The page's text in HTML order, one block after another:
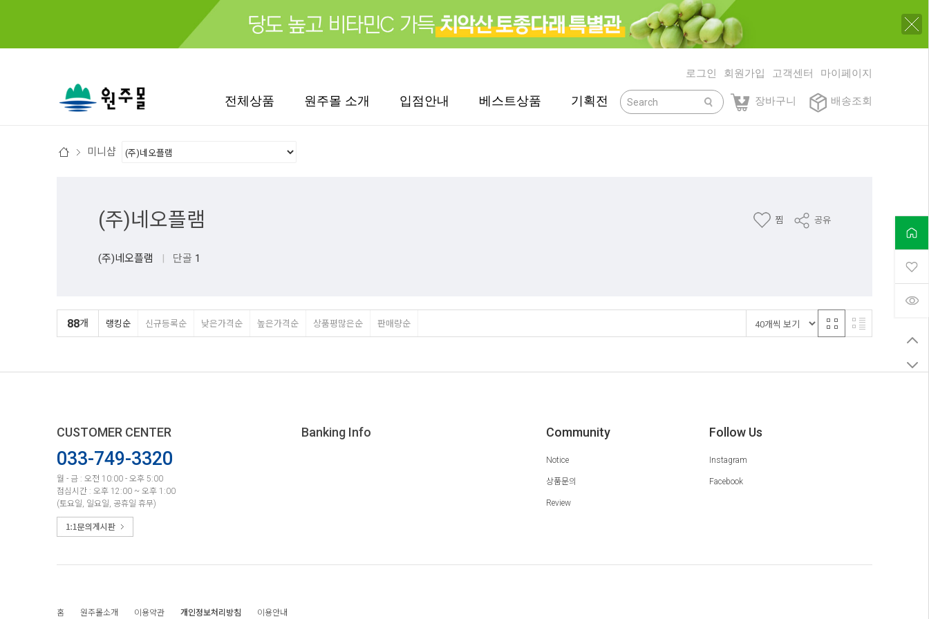
로그인 회원가입 고객센터 마이페이지
장바구니 배송조회
닫기
전체상품 원주몰 소개 입점안내 베스트상품 기획전
미니샵
(주)네오플램
(주)네오플램 | 단골 1
찜 공유
88개 랭킹순 신규등록순 낮은가격순 높은가격순 상품평많은순 판매량순
CUSTOMER CENTER
033-749-3320
월 - 금 : 오전 10:00 - 오후 5:00
점심시간 : 오후 12:00 ~ 오후 1:00
(토요일, 일요일, 공휴일 휴무)
Banking Info Community
Notice
상품문의
Review
Follow Us
Instagram
Facebook
홈 원주몰소개 이용약관 개인정보처리방침 이용안내